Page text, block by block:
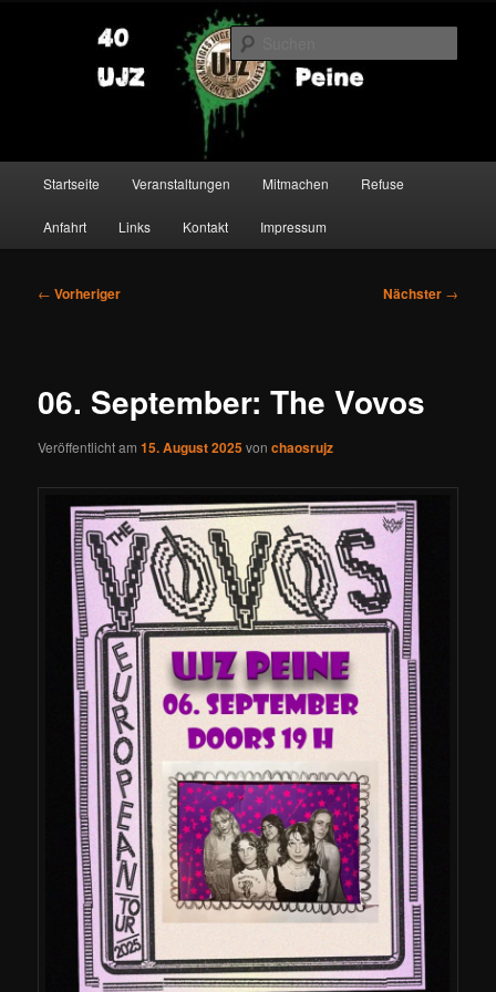
UJZ Peine
Startseite Veranstaltungen Mitmachen Refuse
Anfahrt Links Kontakt Impressum
Beitragsnavigation
← Vorheriger Nächster →
06. September: The Vovos
Veröffentlicht am15. August 2025vonchaosrujz